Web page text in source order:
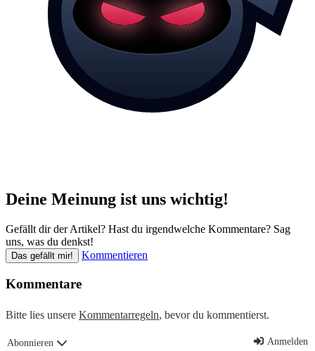
Deine Meinung ist uns wichtig!
Gefällt dir der Artikel? Hast du irgendwelche Kommentare? Sag
uns, was du denkst!
Das gefällt mir! Kommentieren
Kommentare
Bitte lies unsere Kommentarregeln, bevor du kommentierst.
Abonnieren Anmelden